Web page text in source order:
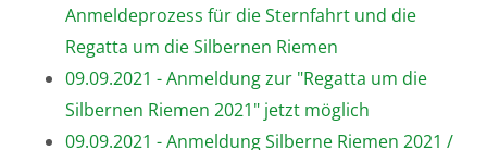
Anmeldeprozess für die Sternfahrt und die
Regatta um die Silbernen Riemen
09.09.2021 - Anmeldung zur "Regatta um die
Silbernen Riemen 2021" jetzt möglich
09.09.2021 - Anmeldung Silberne Riemen 2021 /